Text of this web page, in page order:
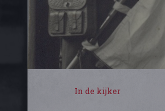
In de kijker